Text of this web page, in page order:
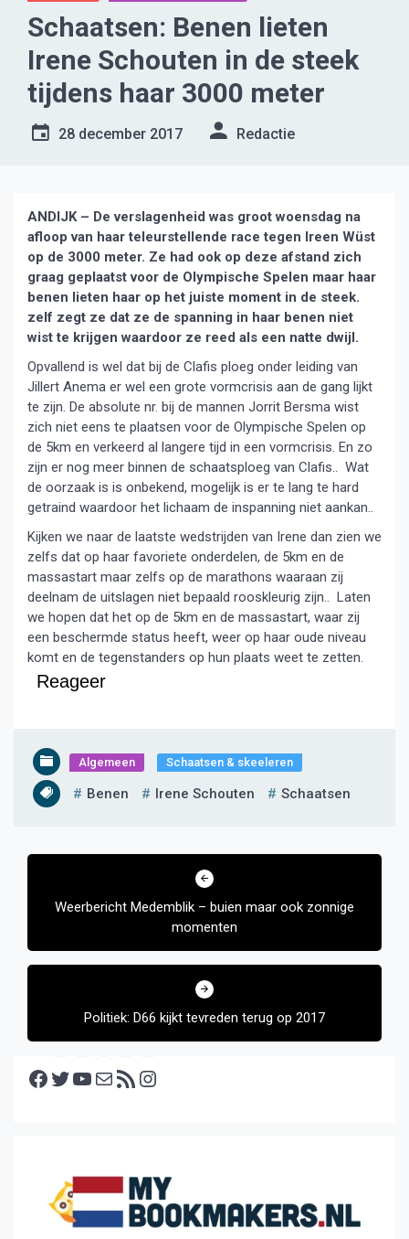
Schaatsen: Benen lieten
Irene Schouten in de steek
tijdens haar 3000 meter
28 december 2017 Redactie
ANDIJK – De verslagenheid was groot woensdag na
afloop van haar teleurstellende race tegen Ireen Wüst
op de 3000 meter. Ze had ook op deze afstand zich
graag geplaatst voor de Olympische Spelen maar haar
benen lieten haar op het juiste moment in de steek.
zelf zegt ze dat ze de spanning in haar benen niet
wist te krijgen waardoor ze reed als een natte dwijl.
Opvallend is wel dat bij de Clafis ploeg onder leiding van
Jillert Anema er wel een grote vormcrisis aan de gang lijkt
te zijn. De absolute nr. bij de mannen Jorrit Bersma wist
zich niet eens te plaatsen voor de Olympische Spelen op
de 5km en verkeerd al langere tijd in een vormcrisis. En zo
zijn er nog meer binnen de schaatsploeg van Clafis.. Wat
de oorzaak is is onbekend, mogelijk is er te lang te hard
getraind waardoor het lichaam de inspanning niet aankan..
Kijken we naar de laatste wedstrijden van Irene dan zien we
zelfs dat op haar favoriete onderdelen, de 5km en de
massastart maar zelfs op de marathons waaraan zij
deelnam de uitslagen niet bepaald rooskleurig zijn.. Laten
we hopen dat het op de 5km en de massastart, waar zij
een beschermde status heeft, weer op haar oude niveau
komt en de tegenstanders op hun plaats weet te zetten.
Reageer
Algemeen Schaatsen & skeeleren
Benen Irene Schouten Schaatsen
Bericht
Weerbericht Medemblik – buien maar ook zonnige
momenten
Politiek: D66 kijkt tevreden terug op 2017
Facebook Twitter YouTube E-mail RSS feed